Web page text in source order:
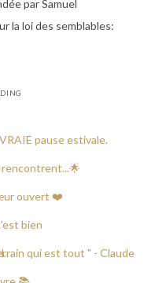
par Samuel
la loi des semblables: